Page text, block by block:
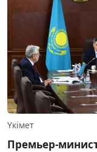
Үкімет
Премьер-